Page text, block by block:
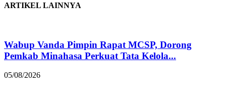
ARTIKEL LAINNYA
Wabup Vanda Pimpin Rapat MCSP, Dorong
Pemkab Minahasa Perkuat Tata Kelola...
05/08/2026